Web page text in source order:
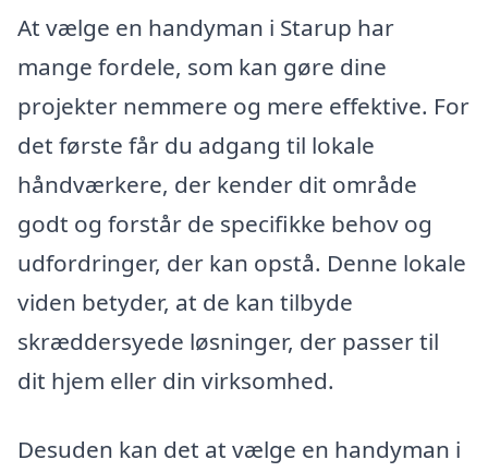
At vælge en handyman i Starup har
mange fordele, som kan gøre dine
projekter nemmere og mere effektive. For
det første får du adgang til lokale
håndværkere, der kender dit område
godt og forstår de specifikke behov og
udfordringer, der kan opstå. Denne lokale
viden betyder, at de kan tilbyde
skræddersyede løsninger, der passer til
dit hjem eller din virksomhed.
Desuden kan det at vælge en handyman i